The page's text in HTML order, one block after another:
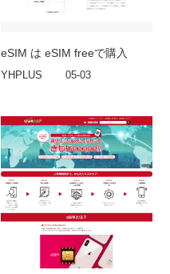
eSIM は eSIM freeで購入
YHPLUS 05-03